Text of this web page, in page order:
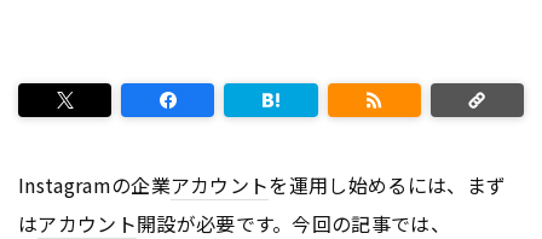
Instagramの企業アカウントを運用し始めるには、まず
はアカウント開設が必要です。今回の記事では、